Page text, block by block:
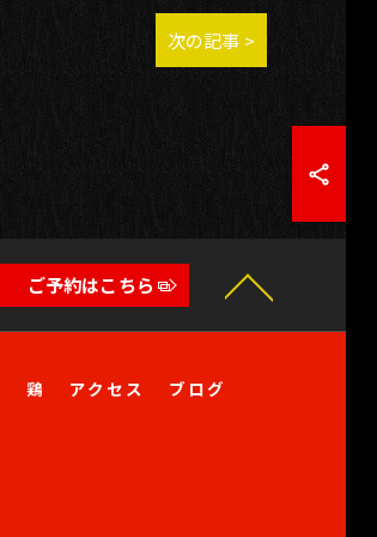
次の記事 >
ご予約はこちら
鶏 アクセス
ブログ